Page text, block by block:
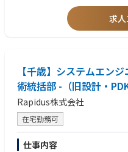
Rapidus株式会社の特徴
〇IBMとの技術提携
同社の研究者及び技術者は世界
ーヨーク州アルバニーで米国
日本国内技術に留まらない世界的
〇imecとの連携
ベルギーに本拠を置く世界最先
結。欧州半導体エコシステムの
にEUV技術へのアクセスとグロ
進めています。
・セキュリティやデータプライ
・カスタマーサポートやコンサル
求
【千歳】システムエン
術統括部 -（旧設計・
Rapidus株式会社
在宅勤務可
仕事内容